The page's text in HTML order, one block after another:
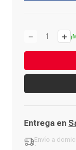
＋
－
Entrega en
Envío a
-